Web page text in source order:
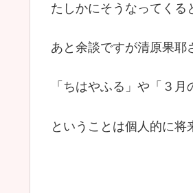
たしかにそうなってくる
あと余談ですが清原果耶
「ちはやふる」や「３
ということは個人的に将